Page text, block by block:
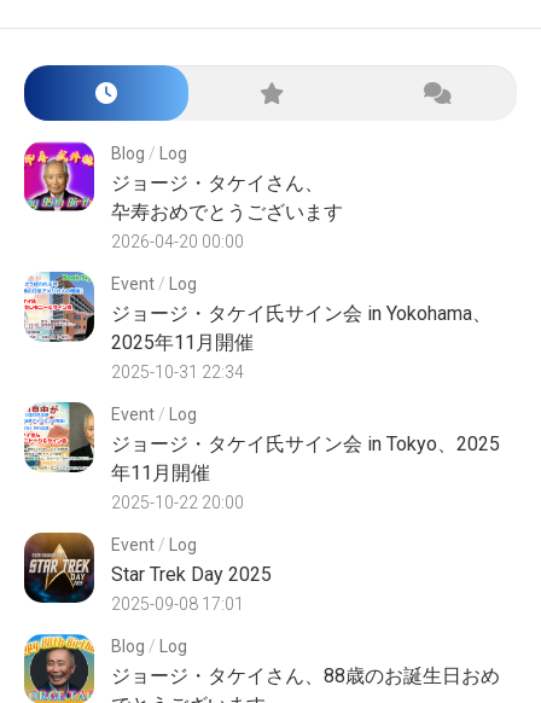
Blog / Log
ジョージ・タケイさん、
卆寿おめでとうございます
2026-04-20 00:00
Event/ Log
ジョージ・タケイ氏サイン会 in Yokohama、
2025年11月開催
2025-10-31 22:34
Event/ Log
ジョージ・タケイ氏サイン会 in Tokyo、2025
年11月開催
2025-10-22 20:00
Event/ Log
Star Trek Day 2025
2025-09-08 17:01
Blog / Log
ジョージ・タケイさん、88歳のお誕生日おめ